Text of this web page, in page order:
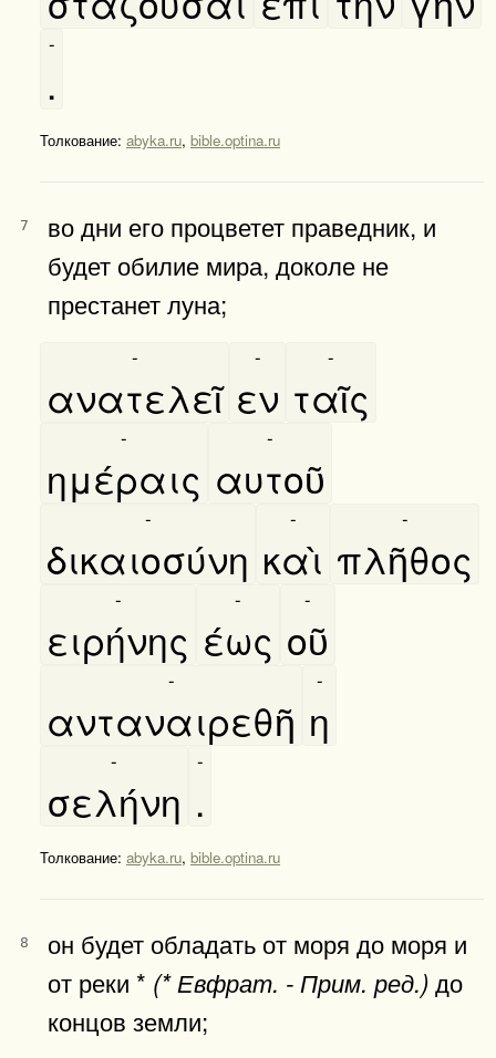
.
-
Толкование: abyka.ru, bible.optina.ru
7
во дни его процветет праведник, и
будет обилие мира, доколе не
престанет луна;
ανατελεῖ
-
εν
-
ταῖς
-
ημέραις
-
αυτοῦ
-
δικαιοσύνη
-
καὶ
-
πλῆθος
-
ειρήνης
-
έως
-
οῦ
-
ανταναιρεθῆ
-
η
-
σελήνη
-
.
-
Толкование: abyka.ru, bible.optina.ru
8
он будет обладать от моря до моря и
от реки * (* Евфрат. - Прим. ред.)до
концов земли;